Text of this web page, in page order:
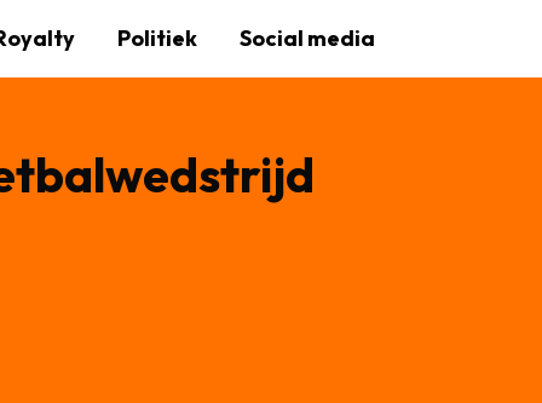
Politiek Social media